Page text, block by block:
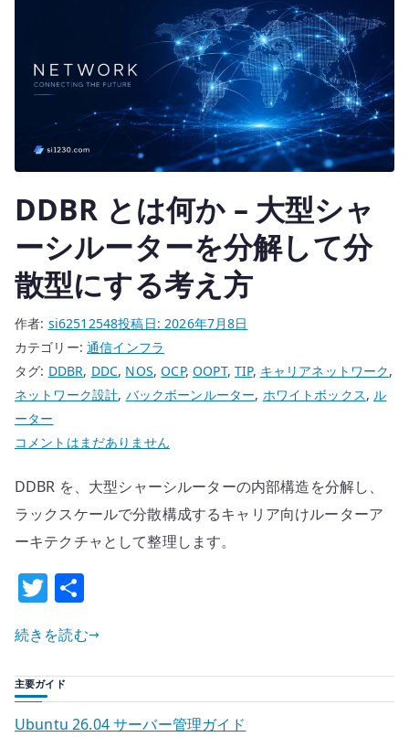
DDBR とは何か – 大型シャ
ーシルーターを分解して分
散型にする考え方
作者: si62512548投稿日:2026年7月8日
カテゴリー:通信インフラ
タグ: DDBR, DDC, NOS,OCP,OOPT,TIP, キャリアネットワーク,
ネットワーク設計, バックボーンルーター, ホワイトボックス, ル
ーター
DDBR
は
何
か
大
型
シ
ー
シ
ル
コメントはまだありません
DDBR を、大型シャーシルーターの内部構造を分解し、
ラックスケールで分散構成するキャリア向けルーターア
ーキテクチャとして整理します。
T
w
it
te
r
続きを読む
主要ガイド
Ubuntu 26.04 サーバー管理ガイド